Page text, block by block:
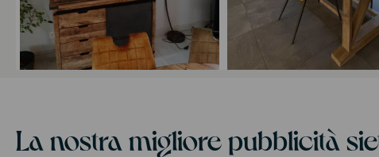
La nostra migliore pubblicità